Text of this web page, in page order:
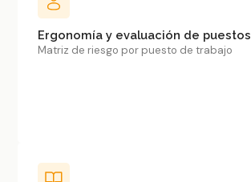
Ergonomía y evaluación de puestos
Matriz de riesgo por puesto de trabajo